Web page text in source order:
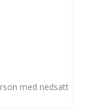
med nedsatt